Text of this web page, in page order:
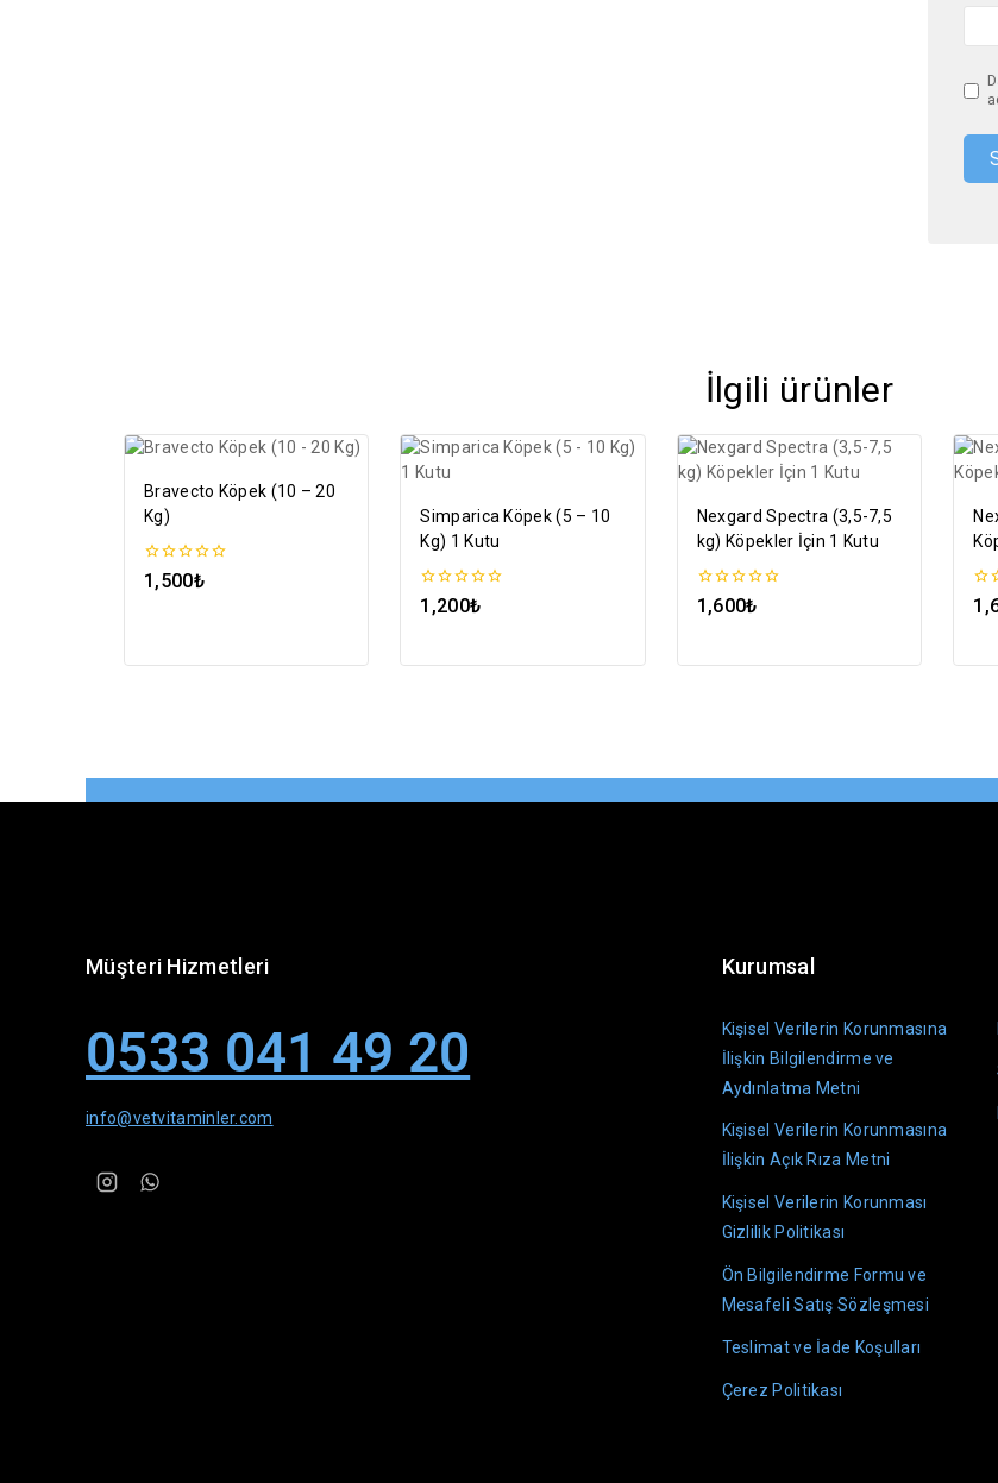
İlgili ürünler
Bravecto Köpek (10 – 20
Kg)
0
5
1,500₺
Simparica Köpek (5 – 10
Kg) 1 Kutu
0
5
1,200₺
Nexgard Spectra (3,5-7,5
kg) Köpekler İçin 1 Kutu
0
5
1,600₺
0
5
Müşteri Hizmetleri
0533 041 49 20
info@vetvitaminler.com
Kurumsal
Kişisel Verilerin Korunmasına
İlişkin Bilgilendirme ve
Aydınlatma Metni
Kişisel Verilerin Korunmasına
İlişkin Açık Rıza Metni
Kişisel Verilerin Korunması
Gizlilik Politikası
Ön Bilgilendirme Formu ve
Mesafeli Satış Sözleşmesi
Teslimat ve İade Koşulları
Çerez Politikası